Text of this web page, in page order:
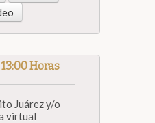
Horas
Juárez y/o
virtual